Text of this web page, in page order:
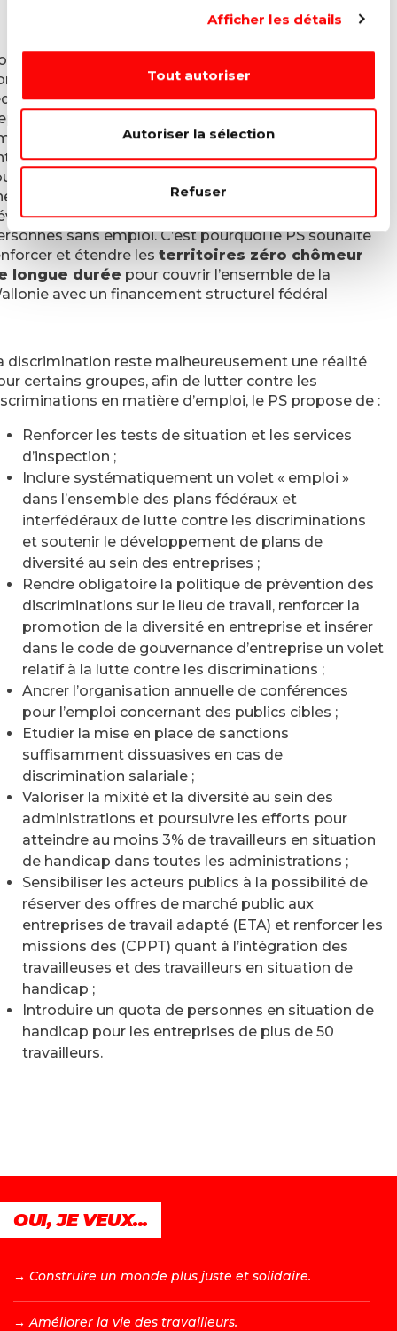
Afficher les détails
Tout autoriser
Autoriser la sélection
Refuser
le PS, personne n’est inemployable et de
besoins sociaux ne sont pas remplis
santé, transition écologique, etc.).
certaines personnes demeurent sans
pendant une très longue durée car les
privées n’ont pas vocation à embaucher
les individus qui ont besoin de travailler (elles
avant tout la rentabilité) et les instruments
actuellement n’incluent pas la totalité des
sans emploi. C’est pourquoi le PS souhaite
et étendre les territoires zéro chômeur
longue durée pour couvrir l’ensemble de la
avec un financement structurel fédéral
discrimination reste malheureusement une réalité
certains groupes, afin de lutter contre les
en matière d’emploi, le PS propose de :
Renforcer les tests de situation et les services
d’inspection ;
Inclure systématiquement un volet « emploi »
dans l’ensemble des plans fédéraux et
interfédéraux de lutte contre les discriminations
et soutenir le développement de plans de
diversité au sein des entreprises ;
Rendre obligatoire la politique de prévention des
discriminations sur le lieu de travail, renforcer la
promotion de la diversité en entreprise et insérer
dans le code de gouvernance d’entreprise un volet
relatif à la lutte contre les discriminations ;
Ancrer l’organisation annuelle de conférences
pour l’emploi concernant des publics cibles ;
Etudier la mise en place de sanctions
suffisamment dissuasives en cas de
discrimination salariale ;
Valoriser la mixité et la diversité au sein des
administrations et poursuivre les efforts pour
atteindre au moins 3% de travailleurs en situation
de handicap dans toutes les administrations ;
Sensibiliser les acteurs publics à la possibilité de
réserver des offres de marché public aux
entreprises de travail adapté (ETA) et renforcer les
missions des (CPPT) quant à l’intégration des
travailleuses et des travailleurs en situation de
handicap ;
Introduire un quota de personnes en situation de
handicap pour les entreprises de plus de 50
travailleurs.
OUI, JE VEUX...
→ Construire un monde plus juste et solidaire.
→ Améliorer la vie des travailleurs.